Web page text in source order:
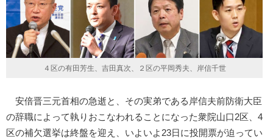
４区の有田芳生、吉田真次、２区の平岡秀夫、岸信千世
安倍晋三元首相の急逝と、その実弟である岸信夫前防衛大臣
の辞職によって執りおこなわれることになった衆院山口2区、4
区の補欠選挙は終盤を迎え、いよいよ23日に投開票が迫ってい